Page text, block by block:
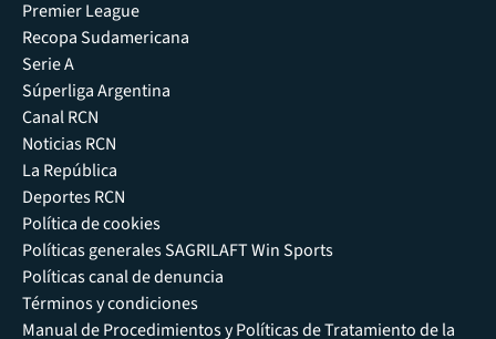
Premier League
Recopa Sudamericana
Serie A
Súperliga Argentina
Canal RCN
Noticias RCN
La República
Deportes RCN
Política de cookies
Políticas generales SAGRILAFT Win Sports
Políticas canal de denuncia
Términos y condiciones
Manual de Procedimientos y Políticas de Tratamiento de la